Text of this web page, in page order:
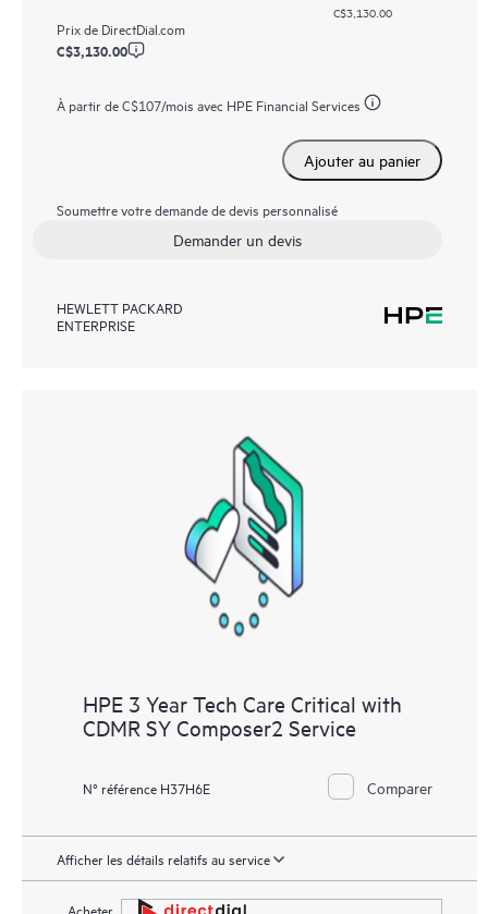
C$3,130.00
Prix de DirectDial.com
C$3,130.00
À partir deC$107/mois avec HPE Financial Services
Ajouter au panier
Soumettre votre demande de devis personnalisé
Demander un devis
HEWLETT PACKARD
ENTERPRISE
HPE 3 Year Tech Care Critical with
CDMR SY Composer2 Service
N° référence H37H6E Comparer
Afficher les détails relatifs au service
Acheter